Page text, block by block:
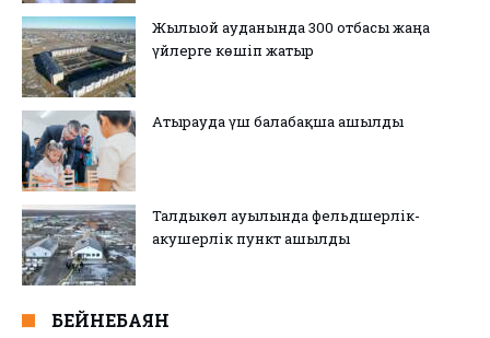
Жылыой ауданында 300 отбасы жаңа
үйлерге көшіп жатыр
Атырауда үш балабақша ашылды
Талдыкөл ауылында фельдшерлік-
акушерлік пункт ашылды
БЕЙНЕБАЯН